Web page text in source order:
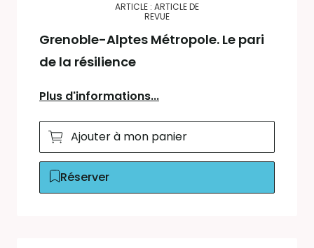
ARTICLE : ARTICLE DE
REVUE
Grenoble-Alptes Métropole. Le pari
de la résilience
Plus d'informations...
Ajouter à mon panier
Réserver